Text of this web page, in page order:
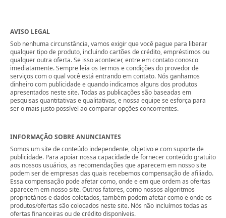
AVISO LEGAL
Sob nenhuma circunstância, vamos exigir que você pague para liberar
qualquer tipo de produto, incluindo cartões de crédito, empréstimos ou
qualquer outra oferta. Se isso acontecer, entre em contato conosco
imediatamente. Sempre leia os termos e condições do provedor de
serviços com o qual você está entrando em contato. Nós ganhamos
dinheiro com publicidade e quando indicamos alguns dos produtos
apresentados neste site. Todas as publicações são baseadas em
pesquisas quantitativas e qualitativas, e nossa equipe se esforça para
ser o mais justo possível ao comparar opções concorrentes.
INFORMAÇÃO SOBRE ANUNCIANTES
Somos um site de conteúdo independente, objetivo e com suporte de
publicidade. Para apoiar nossa capacidade de fornecer conteúdo gratuito
aos nossos usuários, as recomendações que aparecem em nosso site
podem ser de empresas das quais recebemos compensação de afiliado.
Essa compensação pode afetar como, onde e em que ordem as ofertas
aparecem em nosso site. Outros fatores, como nossos algoritmos
proprietários e dados coletados, também podem afetar como e onde os
produtos/ofertas são colocados neste site. Nós não incluímos todas as
ofertas financeiras ou de crédito disponíveis.